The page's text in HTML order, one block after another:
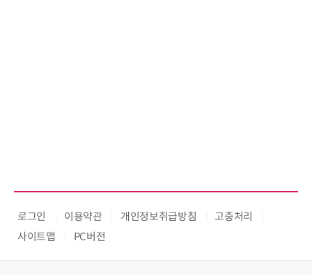
로그인 이용약관 개인정보취급방침
고충처리
사이트맵
PC버전